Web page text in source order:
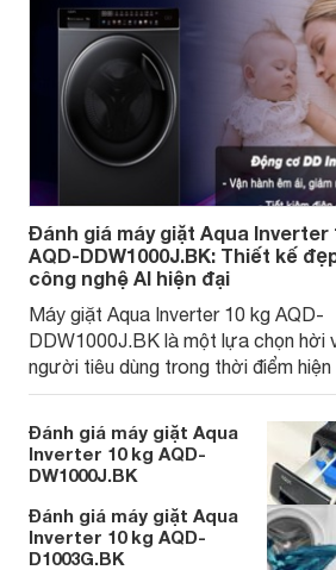
Đánh giá máy giặt Aqua Inverter
AQD-DDW1000J.BK: Thiết kế
công nghệ AI hiện đại
Máy giặt Aqua Inverter 10 kg AQD-
DDW1000J.BK là một lựa chọn hời
người tiêu dùng trong thời điểm hiện
với trang bị cao cấp từ thiết kế,
máy giặt tiết kiệm điện và tính năng
giũ thông minh.
Đánh giá máy giặt Aqua
Inverter 10 kg AQD-
DW1000J.BK
Đánh giá máy giặt Aqua
Inverter 10 kg AQD-
D1003G.BK